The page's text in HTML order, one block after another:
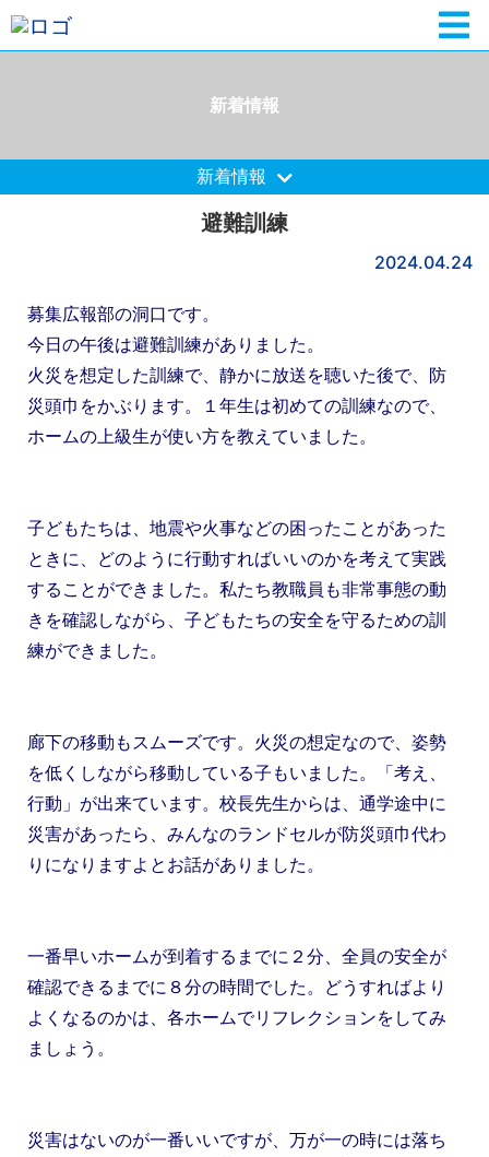
新着情報
新着情報
避難訓練
2024.04.24
募集広報部の洞口です。
今日の午後は避難訓練がありました。
火災を想定した訓練で、静かに放送を聴いた後で、防
災頭巾をかぶります。１年生は初めての訓練なので、
ホームの上級生が使い方を教えていました。
子どもたちは、地震や火事などの困ったことがあった
ときに、どのように行動すればいいのかを考えて実践
することができました。私たち教職員も非常事態の動
きを確認しながら、子どもたちの安全を守るための訓
練ができました。
廊下の移動もスムーズです。火災の想定なので、姿勢
を低くしながら移動している子もいました。「考え、
行動」が出来ています。校長先生からは、通学途中に
災害があったら、みんなのランドセルが防災頭巾代わ
りになりますよとお話がありました。
一番早いホームが到着するまでに２分、全員の安全が
確認できるまでに８分の時間でした。どうすればより
よくなるのかは、各ホームでリフレクションをしてみ
ましょう。
災害はないのが一番いいですが、万が一の時には落ち